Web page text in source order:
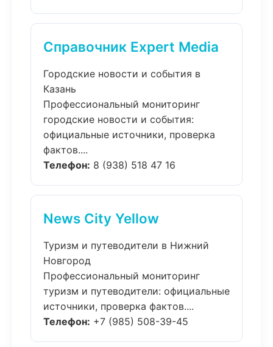
Справочник Expert Media
Городские новости и события в
Казань
Профессиональный мониторинг
городские новости и события:
официальные источники, проверка
фактов....
Телефон: 8 (938) 518 47 16
News City Yellow
Туризм и путеводители в Нижний
Новгород
Профессиональный мониторинг
туризм и путеводители: официальные
источники, проверка фактов....
Телефон: +7 (985) 508-39-45